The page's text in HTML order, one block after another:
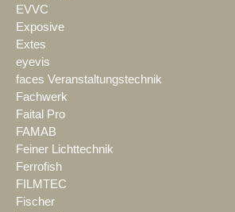
EVVC
Exposive
Extes
eyevis
faces Veranstaltungstechnik
Fachwerk
Faital Pro
FAMAB
Feiner Lichttechnik
Ferrofish
FILMTEC
Fischer